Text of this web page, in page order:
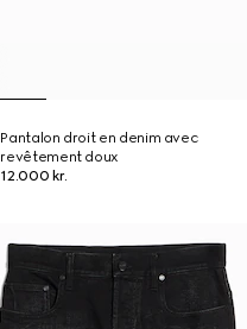
Pantalon droit en denim avec
revêtement doux
12.000 kr.